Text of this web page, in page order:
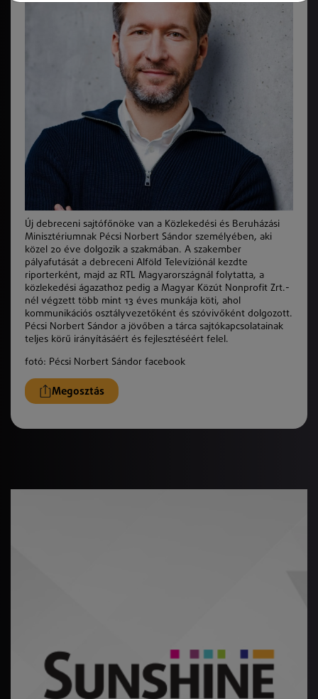
Új debreceni sajtófőnöke van a Közlekedési és Beruházási
Minisztériumnak Pécsi Norbert Sándor személyében, aki
közel 20 éve dolgozik a szakmában. A szakember
pályafutását a debreceni Alföld Televíziónál kezdte
riporterként, majd az RTL Magyarországnál folytatta, a
közlekedési ágazathoz pedig a Magyar Közút Nonprofit Zrt.-
nél végzett több mint 13 éves munkája köti, ahol
kommunikációs osztályvezetőként és szóvivőként dolgozott.
Pécsi Norbert Sándor a jövőben a tárca sajtókapcsolatainak
teljes körű irányításáért és fejlesztéséért felel.
fotó: Pécsi Norbert Sándor facebook
Megosztás